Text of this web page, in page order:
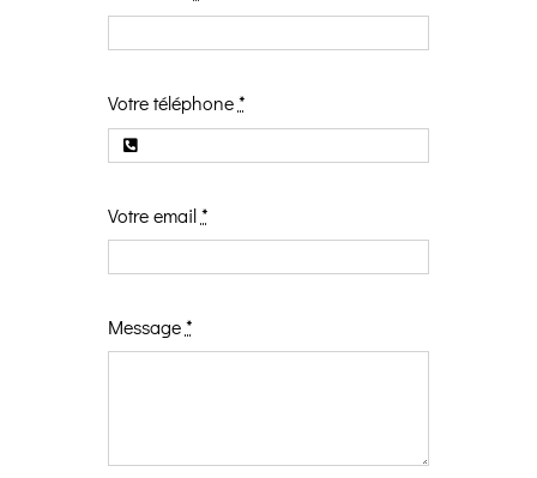
Votre téléphone*
Votre email*
Message*